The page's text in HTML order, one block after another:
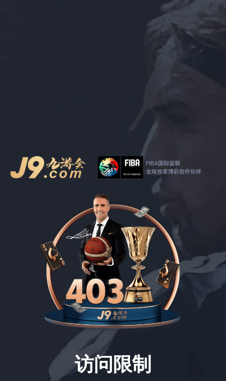
访问限制